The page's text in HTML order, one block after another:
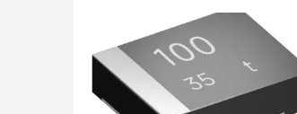
“手艺”。资源越需要精细调配
“乌江睿算”没有在传统路径上
合，开创性地应用于江河径流
机制，算法得以捕捉降雨与动